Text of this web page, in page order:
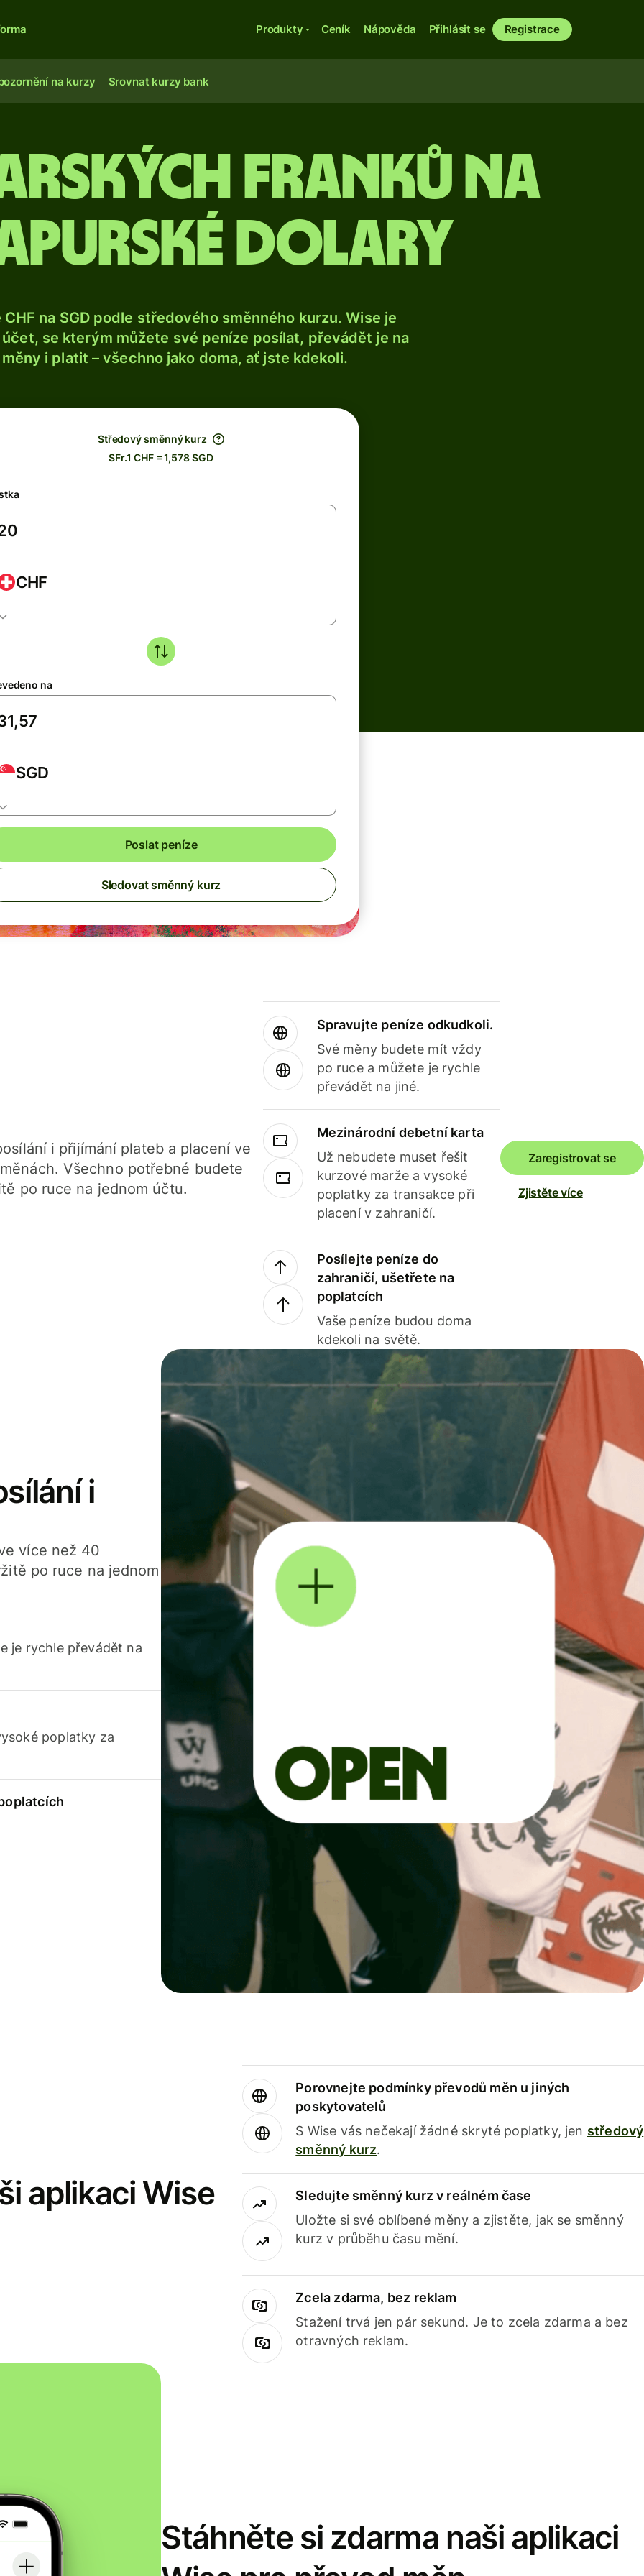
Produkty Ceník Nápověda Přihlásit se Registrace
na kurzy Srovnat kurzy bank
franků na
dolary
na SGD podle středového směnného kurzu. Wise je
se kterým můžete své peníze posílat, převádět je na
i platit – všechno jako doma, ať jste kdekoli.
Středový směnný kurz
SFr.1 CHF = 1,578 SGD
CHF
na
SGD
Poslat peníze
Sledovat směnný kurz
i přijímání plateb a placení ve
Všechno potřebné budete
po ruce na jednom účtu.
Spravujte peníze odkudkoli.
Své měny budete mít vždy
po ruce a můžete je rychle
převádět na jiné.
Mezinárodní debetní karta
Už nebudete muset řešit
kurzové marže a vysoké
poplatky za transakce při
placení v zahraničí.
Posílejte peníze do
zahraničí, ušetřete na
poplatcích
Vaše peníze budou doma
kdekoli na světě.
Zaregistrovat se
Zjistěte více
i
více než 40
po ruce na jednom
je rychle převádět na
poplatky za
aplikaci Wise
Porovnejte podmínky převodů měn u jiných
poskytovatelů
S Wise vás nečekají žádné skryté poplatky, jen středový
směnný kurz.
Sledujte směnný kurz v reálném čase
Uložte si své oblíbené měny a zjistěte, jak se směnný
kurz v průběhu času mění.
Zcela zdarma, bez reklam
Stažení trvá jen pár sekund. Je to zcela zdarma a bez
otravných reklam.
Stáhněte si zdarma naši aplikaci